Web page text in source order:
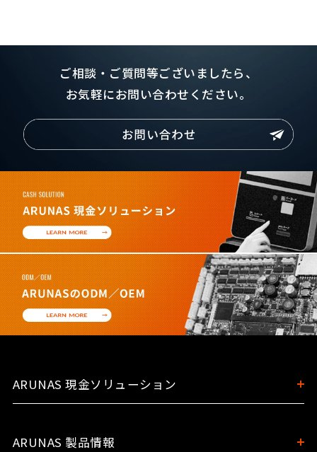
ご相談・ご質問等ございましたら、
お気軽にお問い合わせください。
ARUNAS 現金ソリューション
ARUNAS 製品情報